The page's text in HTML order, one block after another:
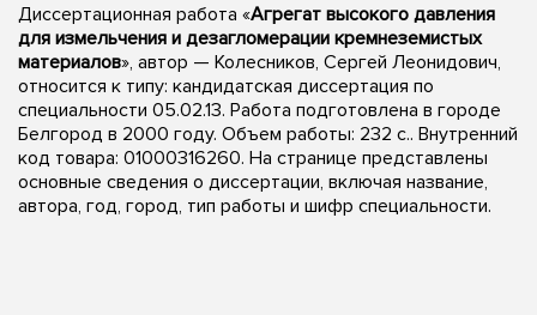
Диссертационная работа «Агрегат высокого давления
для измельчения и дезагломерации кремнеземистых
материалов», автор — Колесников, Сергей Леонидович,
относится к типу: кандидатская диссертация по
специальности 05.02.13. Работа подготовлена в городе
Белгород в 2000 году. Объем работы: 232 с.. Внутренний
код товара: 01000316260. На странице представлены
основные сведения о диссертации, включая название,
автора, год, город, тип работы и шифр специальности.